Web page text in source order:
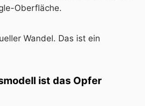
Oberfläche.
Wandel. Das ist ein
ist das Opfer